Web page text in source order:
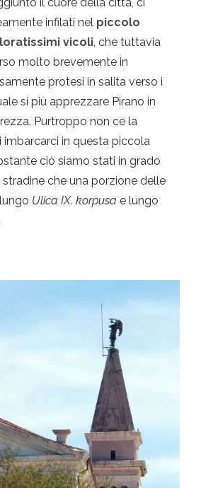
infilati nel piccolo
vicoli, che tuttavia
molto brevemente in
protesi in salita verso i
si più apprezzare Pirano in
Purtroppo non ce la
imbarcarci in questa piccola
ciò siamo stati in grado
che una porzione delle
Ulica IX. korpusa e lungo